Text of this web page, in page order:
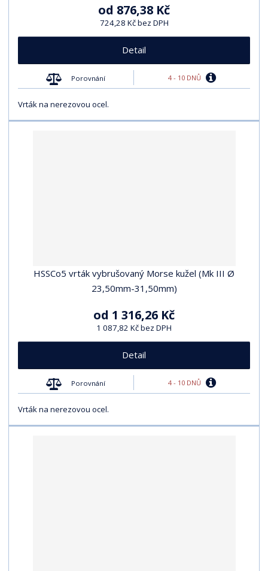
od 876,38 Kč
724,28 Kč bez DPH
Detail
Porovnání 4 - 10 DNŮ
Vrták na nerezovou ocel.
HSSCo5 vrták vybrušovaný Morse kužel (Mk III Ø
23,50mm-31,50mm)
od 1 316,26 Kč
1 087,82 Kč bez DPH
Detail
Porovnání 4 - 10 DNŮ
Vrták na nerezovou ocel.